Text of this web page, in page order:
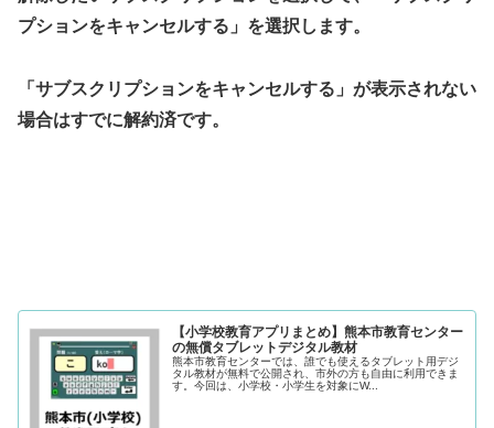
プションをキャンセルする」を選択します。
「サブスクリプションをキャンセルする」が表示されない
場合はすでに解約済です。
【小学校教育アプリまとめ】熊本市教育センター
の無償タブレットデジタル教材
熊本市教育センターでは、誰でも使えるタブレット用デジ
タル教材が無料で公開され、市外の方も自由に利用できま
す。今回は、小学校・小学生を対象にW...